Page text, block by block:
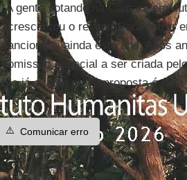
“A gente votando na Câmara em
acrescentou o relator. Para entrar
sancionada ainda este ano. Após
comissão especial a ser criada
Ele já avisou que a proposta é
⚠️ Comunicar erro